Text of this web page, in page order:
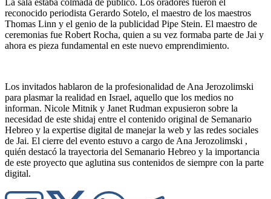
reconocido periodista Gerardo Sotelo, el maestro de los maestros
Thomas Linn y el genio de la publicidad Pipe Stein. El maestro de
ceremonias fue Robert Rocha, quien a su vez formaba parte de Jai y
ahora es pieza fundamental en este nuevo emprendimiento.
Los invitados hablaron de la profesionalidad de Ana Jerozolimski
para plasmar la realidad en Israel, aquello que los medios no
informan. Nicole Mitnik y Janet Rudman expusieron sobre la
necesidad de este shidaj entre el contenido original de Semanario
Hebreo y la expertise digital de manejar la web y las redes sociales
de Jai. El cierre del evento estuvo a cargo de Ana Jerozolimski ,
quién destacó la trayectoria del Semanario Hebreo y la importancia
de este proyecto que aglutina sus contenidos de siempre con la parte
digital.